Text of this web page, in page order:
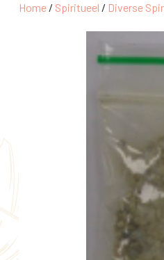
Home / Spiritueel / Diverse